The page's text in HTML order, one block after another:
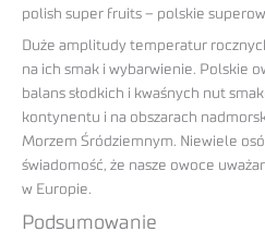
polish super fruits – polskie
Duże amplitudy temperatur
na ich smak i wybarwienie. Polskie
balans słodkich i kwaśnych nut
kontynentu i na obszarach
Morzem Śródziemnym. Niewiele
świadomość, że nasze owoce
w Europie.
Podsumowanie